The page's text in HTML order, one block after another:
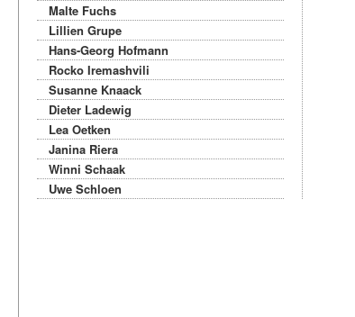
Malte Fuchs
Lillien Grupe
Hans-Georg Hofmann
Rocko Iremashvili
Susanne Knaack
Dieter Ladewig
Lea Oetken
Janina Riera
Winni Schaak
Uwe Schloen